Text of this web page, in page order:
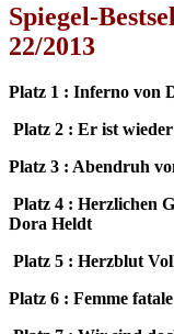
Spiegel-
22/2013
Platz 1 : Inferno von
Platz 2 : Er ist
Platz 3 : Abendruh
Platz 4 : Herzlichen
Dora Heldt
Platz 5 : Herzblut
Platz 6 : Femme